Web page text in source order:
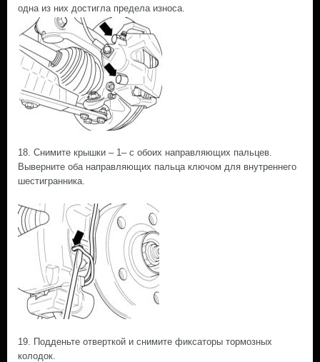
одна из них достигла предела износа.
18. Снимите крышки – 1– с обоих направляющих пальцев.
Выверните оба направляющих пальца ключом для внутреннего
шестигранника.
19. Подденьте отверткой и снимите фиксаторы тормозных
колодок.